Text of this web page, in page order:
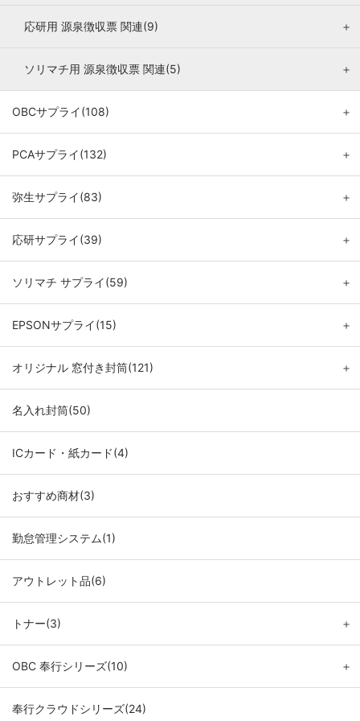
応研用 源泉徴収票 関連(9) ＋
ソリマチ用 源泉徴収票 関連(5) ＋
OBCサプライ(108) ＋
PCAサプライ(132) ＋
弥生サプライ(83) ＋
応研サプライ(39) ＋
ソリマチ サプライ(59) ＋
EPSONサプライ(15) ＋
オリジナル 窓付き封筒(121) ＋
名入れ封筒(50)
ICカード・紙カード(4)
おすすめ商材(3)
勤怠管理システム(1)
アウトレット品(6)
トナー(3) ＋
OBC 奉行シリーズ(10) ＋
奉行クラウドシリーズ(24)